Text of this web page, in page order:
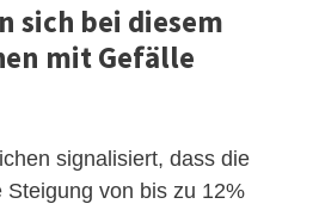
sich bei diesem
mit Gefälle
signalisiert, dass die
Steigung von bis zu 12%